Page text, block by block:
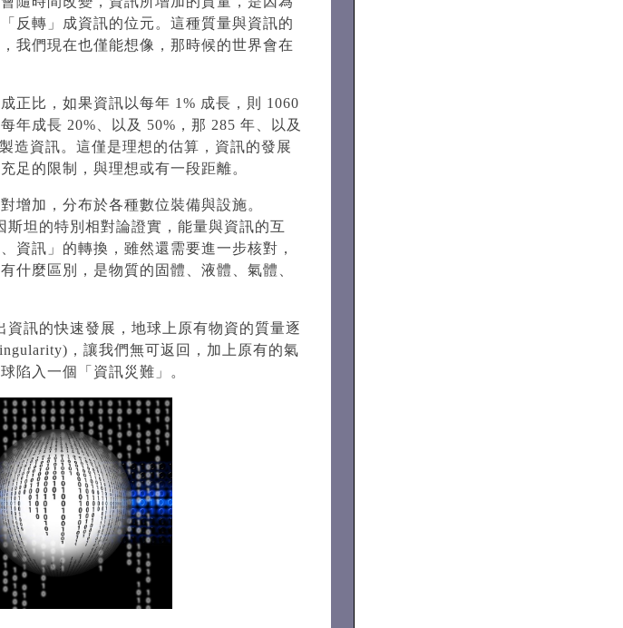
反轉」成資訊的位元。這種質量與資訊的
我們現在也僅能想像，那時候的世界會在
正比，如果資訊以每年 1% 成長，則 1060
年成長 20%、以及 50%，那 285 年、以及
造資訊。這僅是理想的估算，資訊的發展
足的限制，與理想或有一段距離。
增加，分布於各種數位裝備與設施。
坦的特別相對論證實，能量與資訊的互
資訊」的轉換，雖然還需要進一步核對，
什麼區別，是物質的固體、液體、氣體、
訊的快速發展，地球上原有物資的質量逐
，讓我們無可返回，加上原有的氣
陷入一個「資訊災難」。